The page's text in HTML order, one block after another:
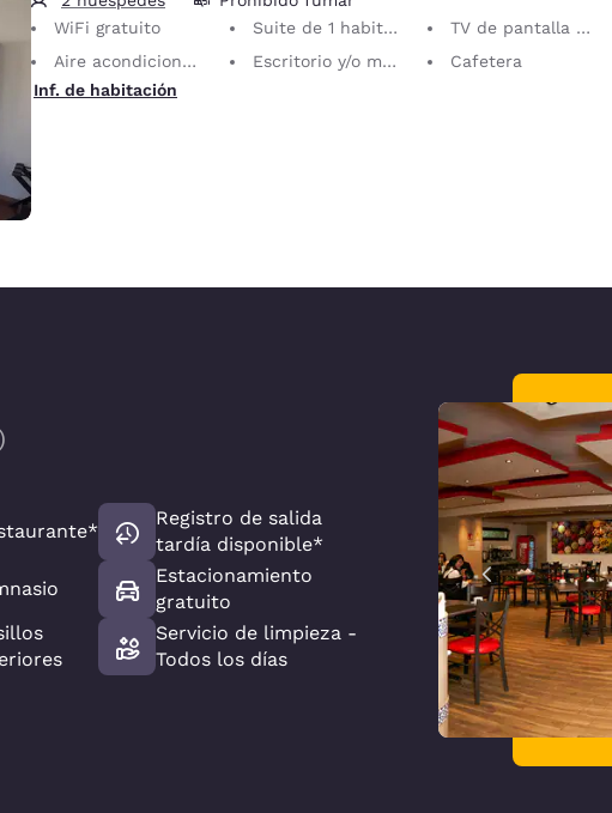
WiFi gratuito
Suite de 1 habitación
TV de pantalla plana
Aire acondicionado
Escritorio y/o mesa de actividades
Cafetera
Inf. de habitación
Registro de salida
tardía disponible*
Estacionamiento
gratuito
Servicio de limpieza -
Todos los días